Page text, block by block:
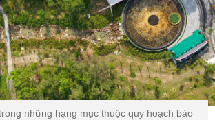
những hạng mục thuộc quy hoạch bảo